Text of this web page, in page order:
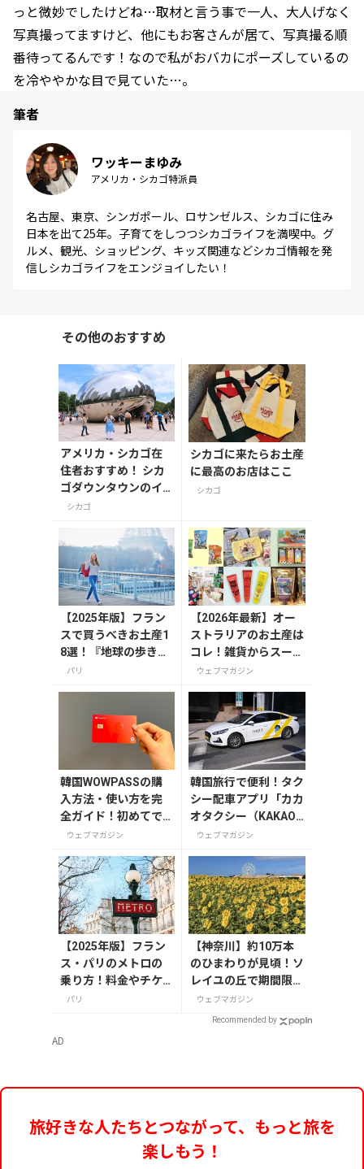
っと微妙でしたけどね…取材と言う事で一人、大人げなく
写真撮ってますけど、他にもお客さんが居て、写真撮る順
番待ってるんです！なので私がおバカにポーズしているの
を冷ややかな目で見ていた…。
筆者
ワッキーまゆみ
アメリカ・シカゴ特派員
名古屋、東京、シンガポール、ロサンゼルス、シカゴに住み
日本を出て25年。子育てをしつつシカゴライフを満喫中。グ
ルメ、観光、ショッピング、キッズ関連などシカゴ情報を発
信しシカゴライフをエンジョイしたい！
その他のおすすめ
アメリカ・シカゴ在
住者おすすめ！ シカ
ゴダウンタウンのイ
チオシ観光スポット6
シカゴ
シカゴに来たらお土産
に最高のお店はここ
シカゴ
【2025年版】フラン
スで買うべきお土産1
8選！『地球の歩き
方』編集者おすすめ
パリ
【2026年最新】オー
ストラリアのお土産は
コレ！雑貨からスーパ
ーでも買えるグルメま
ウェブマガジン
韓国WOWPASSの購
入方法・使い方を完
全ガイド！初めてで
も迷わない
ウェブマガジン
韓国旅行で便利！タク
シー配車アプリ「カカ
オタクシー（KAKAO
T）」の登録・利用方
ウェブマガジン
【2025年版】フラン
ス・パリのメトロの
乗り方！料金やチケ
ットの種類、注意点
パリ
【神奈川】約10万本
のひまわりが見頃！ソ
レイユの丘で期間限定
「ひまわりグルメ」を
満喫しよう
ウェブマガジン
Recommended by
AD
旅好きな人たちとつながって、もっと旅を
楽しもう！